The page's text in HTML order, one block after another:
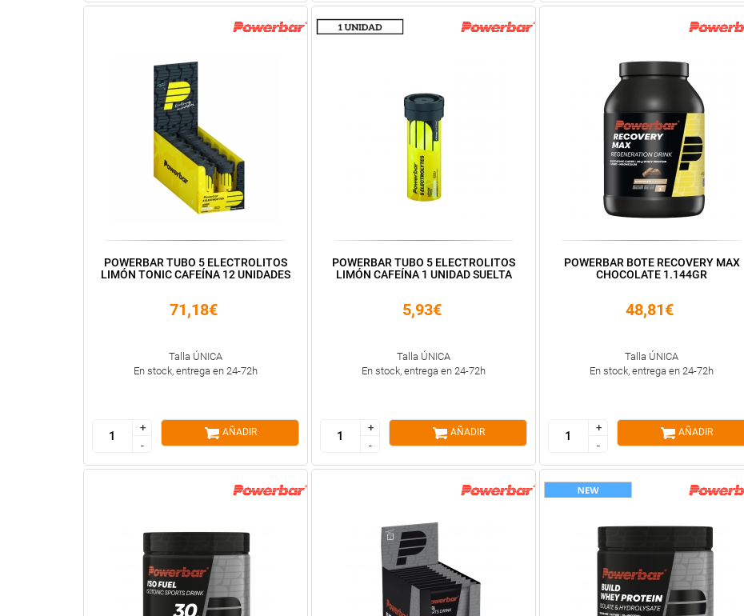
POWERBAR TUBO 5 ELECTROLITOS
LIMÓN TONIC CAFEÍNA 12 UNIDADES
71,18€
Talla ÚNICA
En stock, entrega en 24-72h
+
-
+
-
AÑADIR
POWERBAR TUBO 5 ELECTROLITOS
LIMÓN CAFEÍNA 1 UNIDAD SUELTA
5,93€
Talla ÚNICA
En stock, entrega en 24-72h
+
-
+
-
AÑADIR
POWERBAR BOTE RECOVERY MAX
CHOCOLATE 1.144GR
48,81€
Talla ÚNICA
En stock, entrega en 24-72h
+
-
+
-
AÑADIR